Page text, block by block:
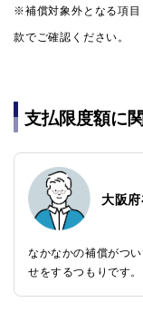
※補償対象外となる項目
款でご確認ください。
支払限度額に
大阪
なかなかの補償がつ
せをするつもりです。